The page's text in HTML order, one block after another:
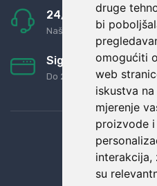
druge
bi
omogućiti
web
iskustva
mjerenje
proizvode
interakcija,
su
24/7 odlična
Naši agenti uvijek na
Sigurno obročno
Do 24 rata bez kamata